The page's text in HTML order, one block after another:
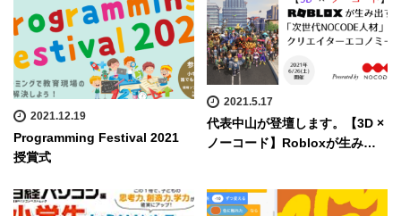
2021.12.19
Programming Festival 2021
授賞式
2021.5.17
代表中山が登壇します。【3D ×
ノーコード】Robloxが生み…